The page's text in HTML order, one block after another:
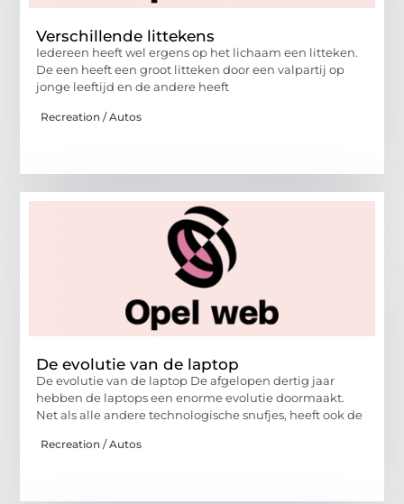
Verschillende littekens
Iedereen heeft wel ergens op het lichaam een litteken.
De een heeft een groot litteken door een valpartij op
jonge leeftijd en de andere heeft
Recreation / Autos
De evolutie van de laptop
De evolutie van de laptop De afgelopen dertig jaar
hebben de laptops een enorme evolutie doormaakt.
Net als alle andere technologische snufjes, heeft ook de
Recreation / Autos